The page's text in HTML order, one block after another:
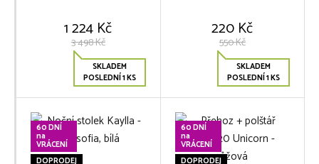
1 224 Kč
3 498 Kč
SKLADEM
POSLEDNÍ 1 KS
220 Kč
550 Kč
SKLADEM
POSLEDNÍ 1 KS
60 DNÍ
na
VRÁCENÍ
DOPRODEJ
60 DNÍ
na
VRÁCENÍ
DOPRODEJ